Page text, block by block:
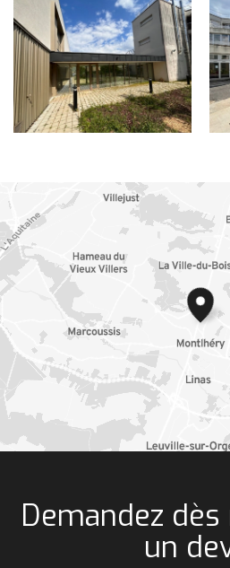
Demandez
un